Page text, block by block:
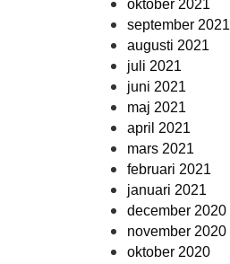
oktober 2021
september 2021
augusti 2021
juli 2021
juni 2021
maj 2021
april 2021
mars 2021
februari 2021
januari 2021
december 2020
november 2020
oktober 2020